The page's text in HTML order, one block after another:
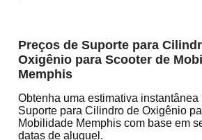
Preços de Suporte para
Oxigênio para Scooter de
Memphis
Obtenha uma estimativa instantânea
Suporte para Cilindro de Oxigênio
Mobilidade Memphis com base em
datas de aluguel.